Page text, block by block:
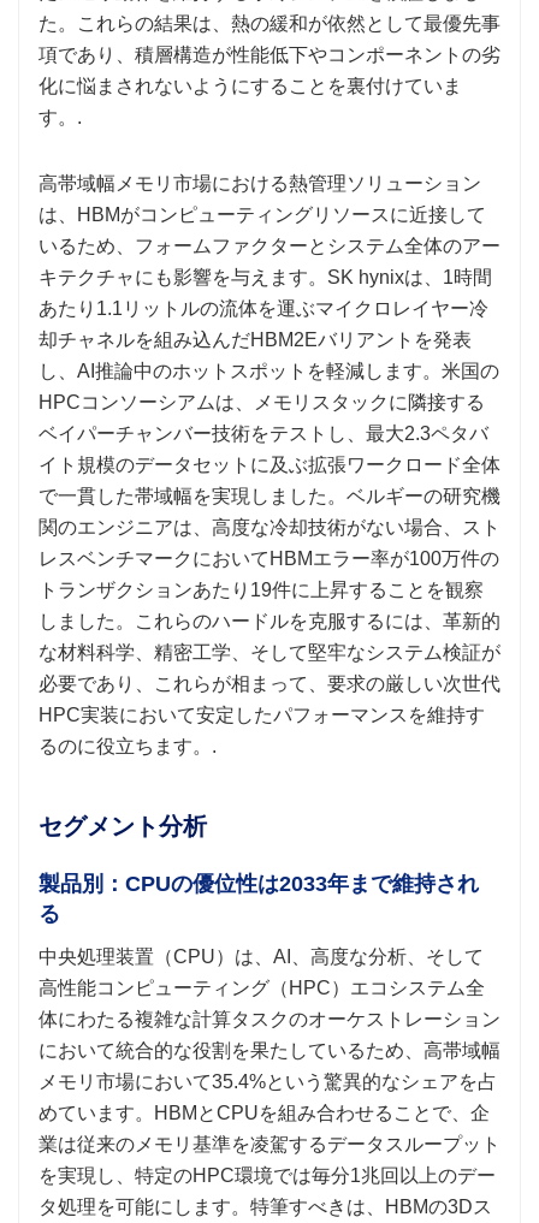
た。これらの結果は、熱の緩和が依然として最優先事
項であり、積層構造が性能低下やコンポーネントの劣
化に悩まされないようにすることを裏付けていま
す。.
高帯域幅メモリ市場における熱管理ソリューション
は、HBMがコンピューティングリソースに近接して
いるため、フォームファクターとシステム全体のアー
キテクチャにも影響を与えます。SK hynixは、1時間
あたり1.1リットルの流体を運ぶマイクロレイヤー冷
却チャネルを組み込んだHBM2Eバリアントを発表
し、AI推論中のホットスポットを軽減します。米国の
HPCコンソーシアムは、メモリスタックに隣接する
ベイパーチャンバー技術をテストし、最大2.3ペタバ
イト規模のデータセットに及ぶ拡張ワークロード全体
で一貫した帯域幅を実現しました。ベルギーの研究機
関のエンジニアは、高度な冷却技術がない場合、スト
レスベンチマークにおいてHBMエラー率が100万件の
トランザクションあたり19件に上昇することを観察
しました。これらのハードルを克服するには、革新的
な材料科学、精密工学、そして堅牢なシステム検証が
必要であり、これらが相まって、要求の厳しい次世代
HPC実装において安定したパフォーマンスを維持す
るのに役立ちます。.
セグメント分析
製品別：CPUの優位性は2033年まで維持され
る
中央処理装置（CPU）は、AI、高度な分析、そして
高性能コンピューティング（HPC）エコシステム全
体にわたる複雑な計算タスクのオーケストレーション
において統合的な役割を果たしているため、高帯域幅
メモリ市場において35.4%という驚異的なシェアを占
めています。HBMとCPUを組み合わせることで、企
業は従来のメモリ基準を凌駕するデータスループット
を実現し、特定のHPC環境では毎分1兆回以上のデー
タ処理を可能にします。特筆すべきは、HBMの3Dス